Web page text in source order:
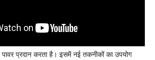
प्रदान करता है। इसमें नई तकनीकों का उपयोग